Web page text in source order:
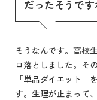
だったそうです
そうなんです。高校
ロ落としました。そ
「単品ダイエット」
す。生理が止まって